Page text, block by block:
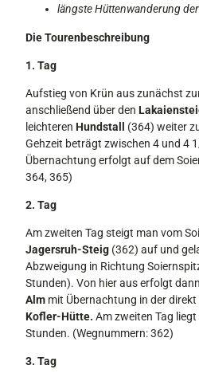
längste Hüttenwanderung
Die Tourenbeschreibung
1. Tag
Aufstieg von Krün aus zunächst
anschließend über den
leichteren Hundstall (364) weiter
Gehzeit beträgt zwischen 4 und 4
Übernachtung erfolgt auf dem
364, 365)
2. Tag
Am zweiten Tag steigt man vom
Jagersruh-Steig (362) auf und
Abzwei­gung in Richtung
Stunden). Von hier aus erfolgt
Alm mit Übernachtung in der
Kofler-Hütte. Am zweiten Tag
Stunden. (Wegnummern: 362)
3. Tag